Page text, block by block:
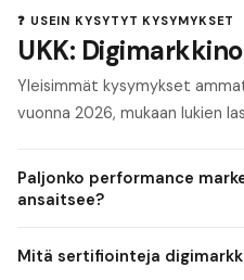
❓ USEIN KYSYTYT KYSYMYKSET
UKK:
Yleisimmät kysymykset
vuonna 2026, mukaan lukien
Paljonko performance
ansaitsee?
Ads + analytiikka) ansaitsee
Mitä sertifiointeja